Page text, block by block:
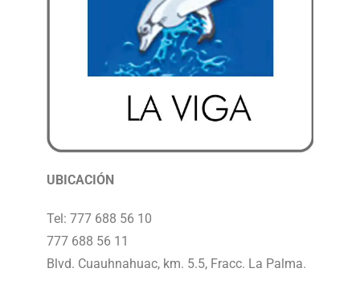
UBICACIÓN
Tel: 777 688 56 10
777 688 56 11
Blvd. Cuauhnahuac, km. 5.5, Fracc. La Palma.